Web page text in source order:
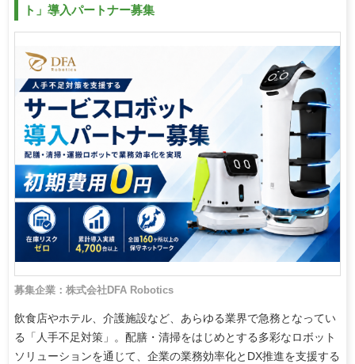
ト」導入パートナー募集
募集企業：株式会社DFA Robotics
飲食店やホテル、介護施設など、あらゆる業界で急務となってい
る「人手不足対策」。配膳・清掃をはじめとする多彩なロボット
ソリューションを通じて、企業の業務効率化とDX推進を支援する